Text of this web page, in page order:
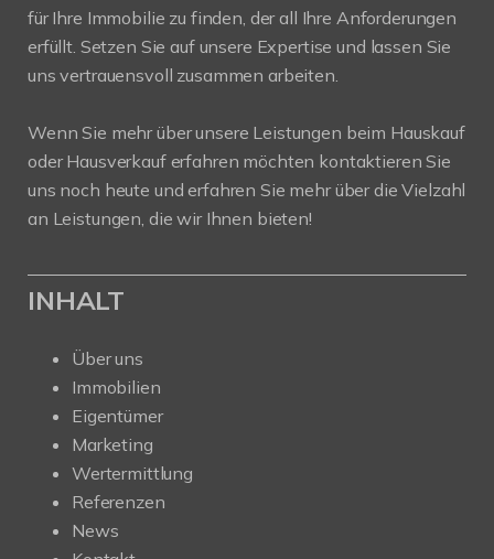
für Ihre Immobilie zu finden, der all Ihre Anforderungen
erfüllt. Setzen Sie auf unsere Expertise und lassen Sie
uns vertrauensvoll zusammen arbeiten.
Wenn Sie mehr über unsere Leistungen beim Hauskauf
oder Hausverkauf erfahren möchten kontaktieren Sie
uns noch heute und erfahren Sie mehr über die Vielzahl
an Leistungen, die wir Ihnen bieten!
INHALT
Über uns
Immobilien
Eigentümer
Marketing
Wertermittlung
Referenzen
News